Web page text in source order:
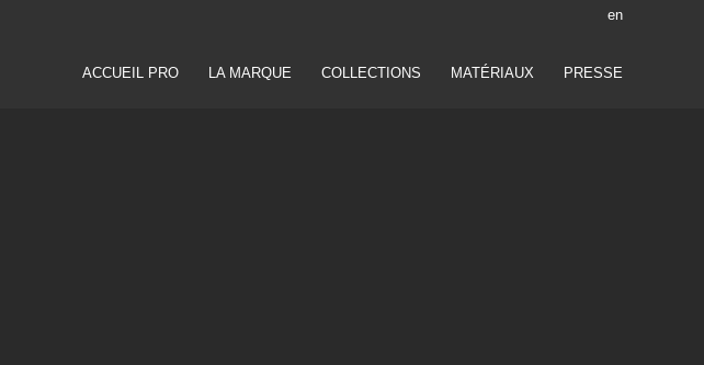
en
ACCUEIL PRO LA MARQUE COLLECTIONS MATÉRIAUX PRESSE